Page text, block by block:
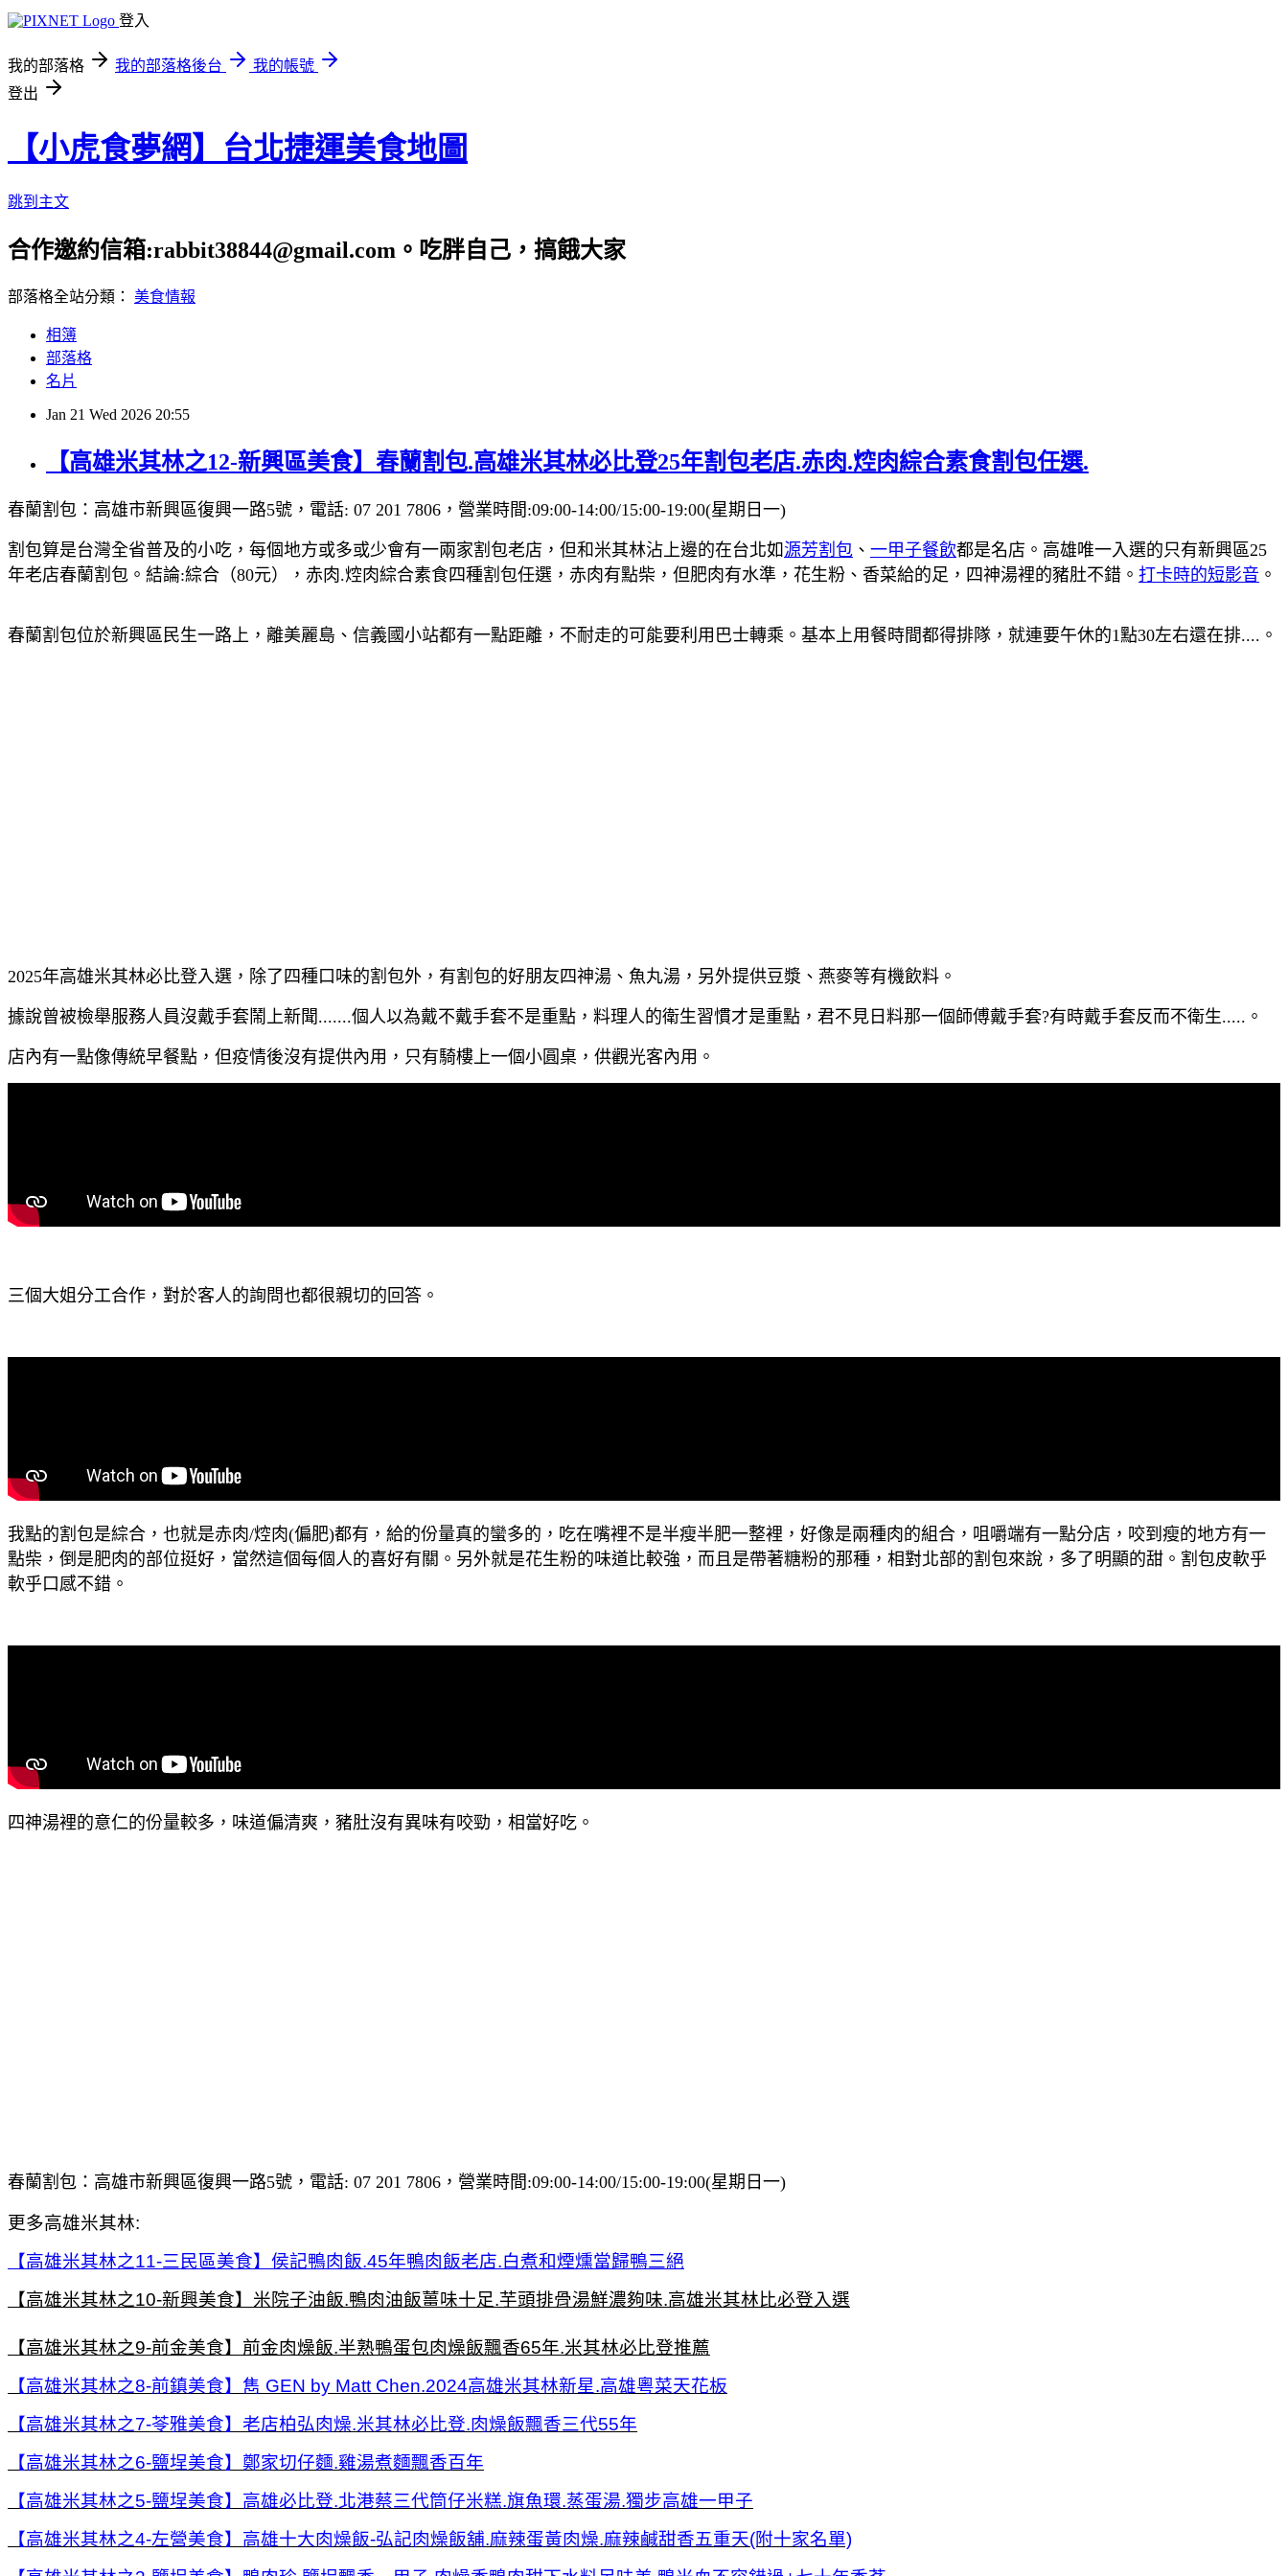
登入
我的部落格 我的部落格後台
我的帳號
登出
【小虎食夢網】台北捷運美食地圖
跳到主文
合作邀約信箱:rabbit38844@gmail.com。吃胖自己，搞餓大家
部落格全站分類： 美食情報
相簿
部落格
名片
Jan 21 Wed 2026 20:55
【高雄米其林之12-新興區美食】春蘭割包.高雄米其林必比登25年割包老店.赤肉.焢肉綜合素食割包任選.
春蘭割包：高雄市新興區復興一路5號，電話: 07 201 7806，營業時間:09:00-14:00/15:00-19:00(星期日一)
割包算是台灣全省普及的小吃，每個地方或多或少會有一兩家割包老店，但和米其林沾上邊的在台北如 源芳割包 、 一甲子餐飲都是名店。高雄唯一入選的只有新興區25
年老店春蘭割包。結論:綜合（80元），赤肉.焢肉綜合素食四種割包任選，赤肉有點柴，但肥肉有水準，花生粉、香菜給的足，四神湯裡的豬肚不錯。 打卡時的短影音 。
春蘭割包位於新興區民生一路上，離美麗島、信義國小站都有一點距離，不耐走的可能要利用巴士轉乘。基本上用餐時間都得排隊，就連要午休的1點30左右還在排....。
2025年高雄米其林必比登入選，除了四種口味的割包外，有割包的好朋友四神湯、魚丸湯，另外提供豆漿、燕麥等有機飲料。
據說曾被檢舉服務人員沒戴手套鬧上新聞.......個人以為戴不戴手套不是重點，料理人的衛生習慣才是重點，君不見日料那一個師傅戴手套?有時戴手套反而不衛生.....。
店內有一點像傳統早餐點，但疫情後沒有提供內用，只有騎樓上一個小圓桌，供觀光客內用。
三個大姐分工合作，對於客人的詢問也都很親切的回答。
我點的割包是綜合，也就是赤肉/焢肉(偏肥)都有，給的份量真的蠻多的，吃在嘴裡不是半瘦半肥一整裡，好像是兩種肉的組合，咀嚼端有一點分店，咬到瘦的地方有一
點柴，倒是肥肉的部位挺好，當然這個每個人的喜好有關。另外就是花生粉的味道比較強，而且是帶著糖粉的那種，相對北部的割包來說，多了明顯的甜。割包皮軟乎
軟乎口感不錯。
四神湯裡的意仁的份量較多，味道偏清爽，豬肚沒有異味有咬勁，相當好吃。
春蘭割包：高雄市新興區復興一路5號，電話: 07 201 7806，營業時間:09:00-14:00/15:00-19:00(星期日一)
更多高雄米其林:
【高雄米其林之11-三民區美食】侯記鴨肉飯.45年鴨肉飯老店.白煮和煙燻當歸鴨三絕
【高雄米其林之10-新興美食】米院子油飯.鴨肉油飯薑味十足.芋頭排骨湯鮮濃夠味.高雄米其林比必登入選
【高雄米其林之9-前金美食】前金肉燥飯.半熟鴨蛋包肉燥飯飄香65年.米其林必比登推薦
【高雄米其林之8-前鎮美食】雋 GEN by Matt Chen.2024高雄米其林新星.高雄粵菜天花板
【高雄米其林之7-苓雅美食】老店柏弘肉燥.米其林必比登.肉燥飯飄香三代55年
【高雄米其林之6-鹽埕美食】鄭家切仔麵.雞湯煮麵飄香百年
【高雄米其林之5-鹽埕美食】高雄必比登.北港蔡三代筒仔米糕.旗魚環.蒸蛋湯.獨步高雄一甲子
【高雄米其林之4-左營美食】高雄十大肉燥飯-弘記肉燥飯舖.麻辣蛋黃肉燥.麻辣鹹甜香五重天(附十家名單)